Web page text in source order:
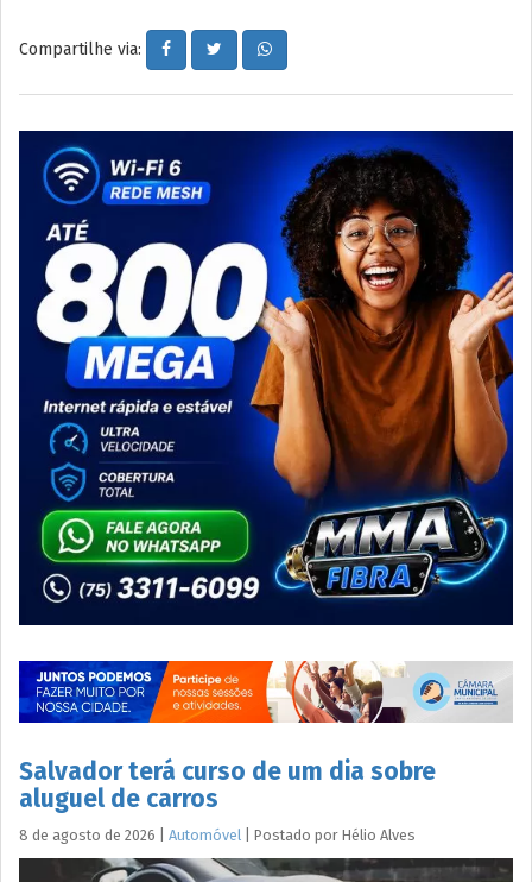
Compartilhe via:
Salvador terá curso de um dia sobre
aluguel de carros
8 de agosto de 2026 Automóvel Postado por Hélio Alves